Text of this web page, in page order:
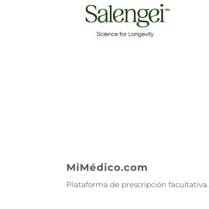
MiMédico.com
Plataforma de prescripción facultativa.